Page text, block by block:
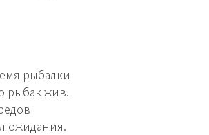
рыбалки
рыбак жив.
ожидания.